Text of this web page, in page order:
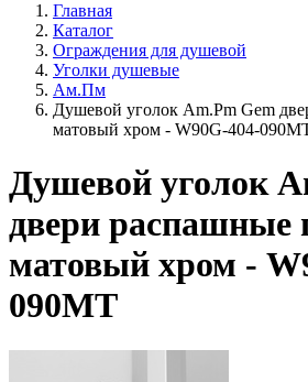
Главная
Каталог
Ограждения для душевой
Уголки душевые
Ам.Пм
Душевой уголок Am.Pm Gem
матовый хром - W90G-404-
Душевой уголок
двери распашные
матовый хром -
090MT